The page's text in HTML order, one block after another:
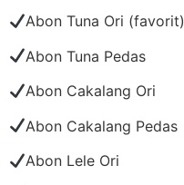
Abon Tuna Ori (favorit)
Abon Tuna Pedas
Abon Cakalang Ori
Abon Cakalang Pedas
Abon Lele Ori